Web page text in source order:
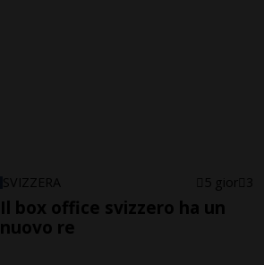
SVIZZERA 5 gior 3
Il box office svizzero ha un
nuovo re